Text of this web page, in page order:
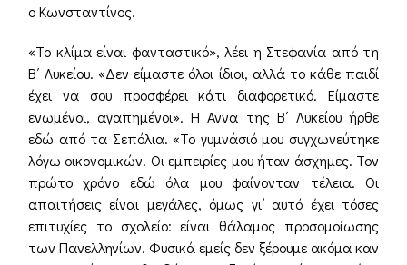
ο Κωνσταντίνος.
«Το κλίμα είναι φανταστικό», λέει η Στεφανία από τη
Β΄ Λυκείου. «Δεν είμαστε όλοι ίδιοι, αλλά το κάθε παιδί
έχει να σου προσφέρει κάτι διαφορετικό. Είμαστε
ενωμένοι, αγαπημένοι». Η Αννα της Β΄ Λυκείου ήρθε
εδώ από τα Σεπόλια. «Το γυμνάσιό μου συγχωνεύτηκε
λόγω οικονομικών. Οι εμπειρίες μου ήταν άσχημες. Τον
πρώτο χρόνο εδώ όλα μου φαίνονταν τέλεια. Οι
απαιτήσεις είναι μεγάλες, όμως γι’ αυτό έχει τόσες
επιτυχίες το σχολείο: είναι θάλαμος προσομοίωσης
των Πανελληνίων. Φυσικά εμείς δεν ξέρουμε ακόμα καν